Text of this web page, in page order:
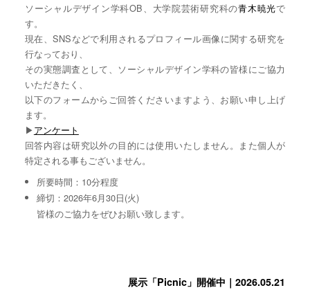
ソーシャルデザイン学科OB、大学院芸術研究科の青木暁光で
す。
現在、SNSなどで利用されるプロフィール画像に関する研究を
行なっており、
その実態調査として、ソーシャルデザイン学科の皆様にご協力
いただきたく、
以下のフォームからご回答くださいますよう、お願い申し上げ
ます。
▶︎アンケート
回答内容は研究以外の目的には使用いたしません。また個人が
特定される事もございません。
所要時間：10分程度
締切：2026年6月30日(火)
皆様のご協力をぜひお願い致します。
展示「Picnic」開催中｜2026.05.21